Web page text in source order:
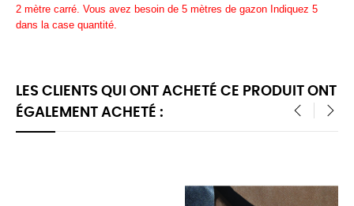
2 mètre carré. Vous avez besoin de 5 mètres de gazon Indiquez 5
dans la case quantité.
LES CLIENTS QUI ONT ACHETÉ CE PRODUIT ONT
ÉGALEMENT ACHETÉ :